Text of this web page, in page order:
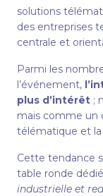
solutions
des entreprises
centrale et
Parmi les
l’événement,
plus d’intérêt ;
mais comme un
télématique et
Cette tendance
table ronde
industrielle et